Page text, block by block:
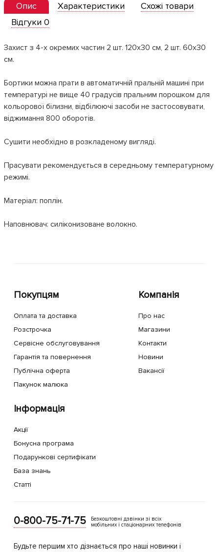
Опис Характеристики
Схожі товари
Відгуки 0
Захист з 4-х окремих частин 2 шт. 120х30 см, 2 шт. 60х30
см.
Бортики можна прати в автоматичній пральній машині при
температурі не вище 40 градусів пральним порошком для
кольорової білизни, відбілюючі засоби не застосовувати,
віджимання 800 оборотів.
Сушити необхідно в розкладеному вигляді.
Прасувати рекомендується в середньому температурному
режимі.
Матеріал: поплін.
Наповнювач: силіконизоване волокно.
Покупцям
Оплата та доставка
Розстрочка
Сервісне обслуговування
Гарантія та повернення
Публічна оферта
Пакунок малюка
Компанія
Про нас
Магазини
Контакти
Новини
Вакансії
Інформація
Акції
Бонусна програма
Подарункові сертифікати
База знань
Статті
0-800-75-71-75
Безкоштовні дзвінки зі всіх
мобільних і стаціонарних телефонів
Будьте першим хто дізнається про наші новинки і